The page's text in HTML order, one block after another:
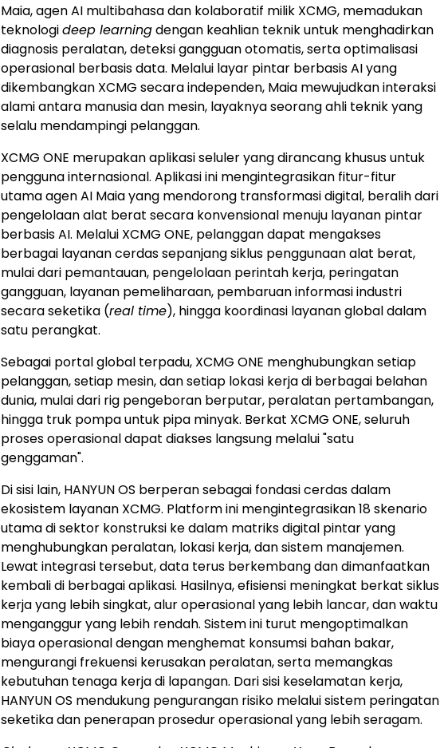
Maia, agen AI multibahasa dan kolaboratif milik XCMG, memadukan
teknologideep learningdengan keahlian teknik untuk menghadirkan
diagnosis peralatan, deteksi gangguan otomatis, serta optimalisasi
operasional berbasis data. Melalui layar pintar berbasis AI yang
dikembangkan XCMG secara independen, Maia mewujudkan interaksi
alami antara manusia dan mesin, layaknya seorang ahli teknik yang
selalu mendampingi pelanggan.
XCMG ONE merupakan aplikasi seluler yang dirancang khusus untuk
pengguna internasional. Aplikasi ini mengintegrasikan fitur-fitur
utama agen AI Maia yang mendorong transformasi digital, beralih dari
pengelolaan alat berat secara konvensional menuju layanan pintar
berbasis AI. Melalui XCMG ONE, pelanggan dapat mengakses
berbagai layanan cerdas sepanjang siklus penggunaan alat berat,
mulai dari pemantauan, pengelolaan perintah kerja, peringatan
gangguan, layanan pemeliharaan, pembaruan informasi industri
secara seketika (real time), hingga koordinasi layanan global dalam
satu perangkat.
Sebagai portal global terpadu, XCMG ONE menghubungkan setiap
pelanggan, setiap mesin, dan setiap lokasi kerja di berbagai belahan
dunia, mulai dari rig pengeboran berputar, peralatan pertambangan,
hingga truk pompa untuk pipa minyak. Berkat XCMG ONE, seluruh
proses operasional dapat diakses langsung melalui "satu
genggaman".
Di sisi lain, HANYUN OS berperan sebagai fondasi cerdas dalam
ekosistem layanan XCMG. Platform ini mengintegrasikan 18 skenario
utama di sektor konstruksi ke dalam matriks digital pintar yang
menghubungkan peralatan, lokasi kerja, dan sistem manajemen.
Lewat integrasi tersebut, data terus berkembang dan dimanfaatkan
kembali di berbagai aplikasi. Hasilnya, efisiensi meningkat berkat siklus
kerja yang lebih singkat, alur operasional yang lebih lancar, dan waktu
menganggur yang lebih rendah. Sistem ini turut mengoptimalkan
biaya operasional dengan menghemat konsumsi bahan bakar,
mengurangi frekuensi kerusakan peralatan, serta memangkas
kebutuhan tenaga kerja di lapangan. Dari sisi keselamatan kerja,
HANYUN OS mendukung pengurangan risiko melalui sistem peringatan
seketika dan penerapan prosedur operasional yang lebih seragam.